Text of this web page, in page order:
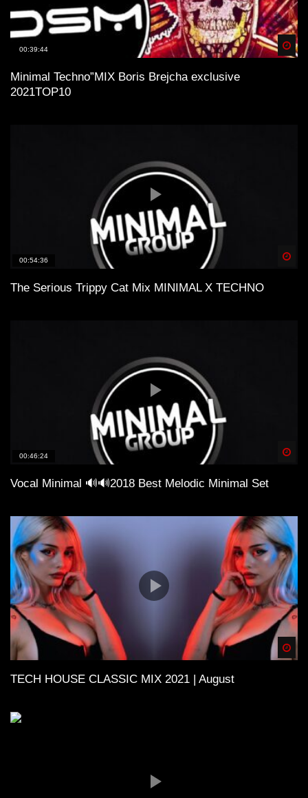
00:39:44
Minimal Technо”MIX Boris Brejcha exclusive
2021TOP10
00:54:36
The Serious Trippy Cat Mix MINIMAL X TECHNO
00:46:24
Vocal Minimal 🔊🔊2018 Best Melodic Minimal Set
TECH HOUSE CLASSIC MIX 2021 | August